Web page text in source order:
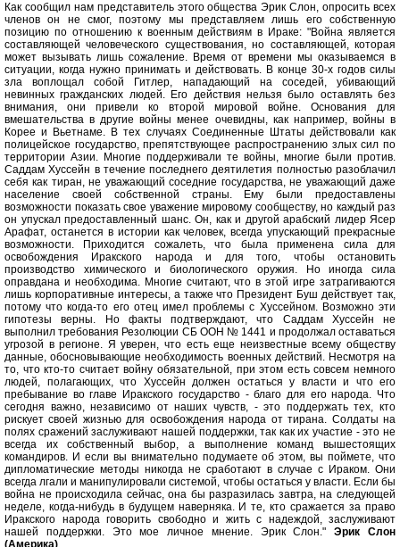
Как сообщил нам представитель этого общества Эрик Слон, опросить всех
членов он не смог, поэтому мы представляем лишь его собственную
позицию по отношению к военным действиям в Ираке: "Война является
составляющей человеческого существования, но составляющей, которая
может вызывать лишь сожаление. Время от времени мы оказываемся в
ситуации, когда нужно принимать и действовать. В конце 30-х годов силы
зла воплощал собой Гитлер, нападающий на соседей, убивающий
невинных гражданских людей. Его действия нельзя было оставлять без
внимания, они привели ко второй мировой войне. Основания для
вмешательства в другие войны менее очевидны, как например, войны в
Корее и Вьетнаме. В тех случаях Соединенные Штаты действовали как
полицейское государство, препятствующее распространению злых сил по
территории Азии. Многие поддерживали те войны, многие были против.
Саддам Хуссейн в течение последнего деятилетия полностью разоблачил
себя как тиран, не уважающий соседние государства, не уважающий даже
население своей собственной страны. Ему были предоставлены
возможности показать свое уважение мировому сообществу, но каждый раз
он упускал предоставленный шанс. Он, как и другой арабский лидер Ясер
Арафат, останется в истории как человек, всегда упускающий прекрасные
возможности. Приходится сожалеть, что была применена сила для
освобождения Иракского народа и для того, чтобы остановить
производство химического и биологического оружия. Но иногда сила
оправдана и необходима. Многие считают, что в этой игре затрагиваются
лишь корпоративные интересы, а также что Президент Буш действует так,
потому что когда-то его отец имел проблемы с Хуссейном. Возможно эти
гипотезы верны. Но факты подтверждают, что Саддам Хуссейн не
выполнил требования Резолюции СБ ООН № 1441 и продолжал оставаться
угрозой в регионе. Я уверен, что есть еще неизвестные всему обществу
данные, обосновывающие необходимость военных действий. Несмотря на
то, что кто-то считает войну обязательной, при этом есть совсем немного
людей, полагающих, что Хуссейн должен остаться у власти и что его
пребывание во главе Иракского государство - благо для его народа. Что
сегодня важно, независимо от наших чувств, - это поддержать тех, кто
рискует своей жизнью для освобождения народа от тирана. Солдаты на
полях сражений заслуживают нашей поддержки, так как их участие - это не
всегда их собственный выбор, а выполнение команд вышестоящих
командиров. И если вы внимательно подумаете об этом, вы поймете, что
дипломатические методы никогда не сработают в случае с Ираком. Они
всегда лгали и манипулировали системой, чтобы остаться у власти. Если бы
война не происходила сейчас, она бы разразилась завтра, на следующей
неделе, когда-нибудь в будущем наверняка. И те, кто сражается за право
Иракского народа говорить свободно и жить с надеждой, заслуживают
нашей поддержки. Это мое личное мнение. Эрик Слон."Эрик Слон